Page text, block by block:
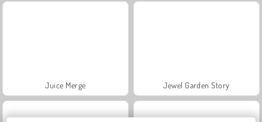
Juice Merge Jewel Garden Story